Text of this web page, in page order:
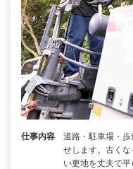
仕事内容
道路・駐車場・
せします。古く
い更地を丈夫で